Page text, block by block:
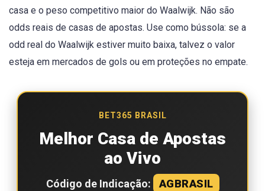
casa e o peso competitivo maior do Waalwijk. Não são
odds reais de casas de apostas. Use como bússola: se a
odd real do Waalwijk estiver muito baixa, talvez o valor
esteja em mercados de gols ou em proteções no empate.
BET365 BRASIL
Melhor Casa de Apostas
ao Vivo
Código de Indicação: AGBRASIL